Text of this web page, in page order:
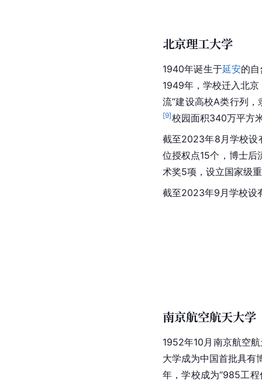
北京理工大学
1940年诞生于延安的
1949年，学校迁入北京
流”建设高校A类行列
[9]校园面积340万平方
截至2023年8月学校设
位授权点15个， 博士后
术奖5项，设立国家级
截至2023年9月学校设
南京航空航天大学
1952年10月 南京航空
大学成为中国首批具有
年，学校成为“985工程